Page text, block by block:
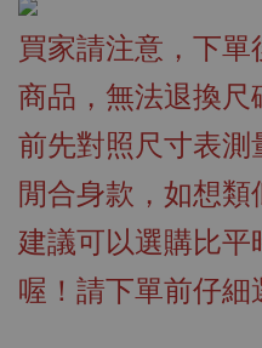
買家請注意，下
商品，無法退換尺
前先對照尺寸表測
閒合身款，如想類
建議可以選購比
喔！請下單前仔細